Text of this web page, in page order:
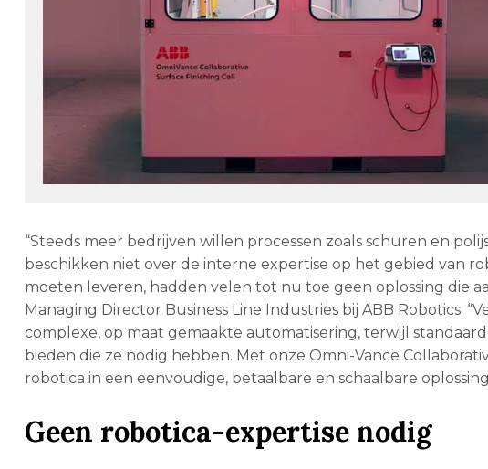
“Steeds meer bedrijven willen processen zoals schuren en
beschikken niet over de interne expertise op het gebied van
moeten leveren, hadden velen tot nu toe geen oplossing die
Managing Director Business Line Industries bij ABB Robotics.
complexe, op maat gemaakte automatisering, terwijl
bieden die ze nodig hebben. Met onze Omni-Vance
robotica in een eenvoudige, betaalbare en schaalbare
Geen robotica-expertise nodig